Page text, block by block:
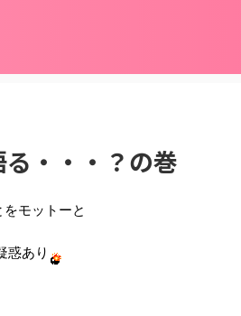
・・・？の巻
モットーと
惑あり